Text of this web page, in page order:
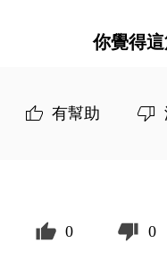
你覺得
有幫助
0 0